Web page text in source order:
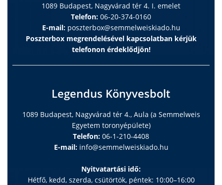
1089 Budapest, Nagyvárad tér 4. I. emelet
Telefon: 06-20-374-0160
E-mail: poszterbox@semmelweiskiado.hu
Poszterbox megrendelésével kapcsolatban kérjük
telefonon érdeklődjön!
Legendus Könyvesbolt
1089 Budapest, Nagyvárad tér 4., Aula (a Semmelweis
Egyetem toronyépülete)
Telefon: 06-1-210-4408
E-mail: info@semmelweiskiado.hu
Nyitvatartási idő:
Hétfő, kedd, szerda, csütörtök, péntek: 10:00–16:00